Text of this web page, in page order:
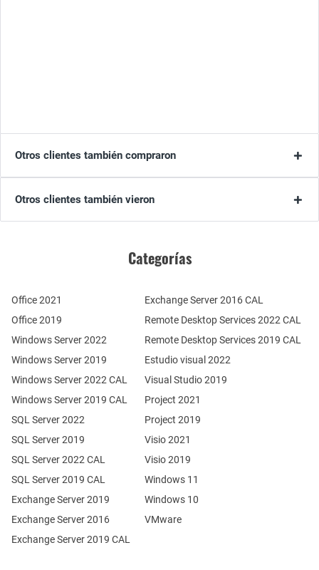
Otros clientes también compraron
Otros clientes también vieron
Categorías
Office 2021
Office 2019
Windows Server 2022
Windows Server 2019
Exchange Server 2019
Exchange Server 2016
SQL Server 2022
SQL Server 2019
Windows Server 2022 CAL
Windows Server 2019 CAL
SQL Server 2022 CAL
SQL Server 2019 CAL
Remote Desktop Services 2022 CAL
Remote Desktop Services 2019 CAL
Exchange Server 2019 CAL
Exchange Server 2016 CAL
Estudio visual 2022
Visual Studio 2019
Project 2021
Project 2019
Visio 2021
Visio 2019
Windows 11
Windows 10
VMware